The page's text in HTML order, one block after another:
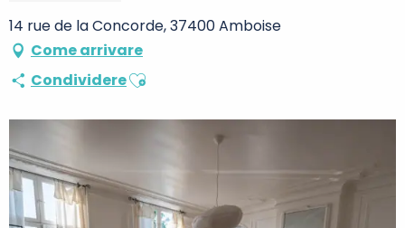
14 rue de la Concorde, 37400 Amboise
Come arrivare
CondividereAjouter aux favoris